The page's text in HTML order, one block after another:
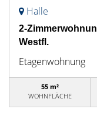
Halle
2-
Westfl.
Etagenwohnung
55 m²
WOHNFLÄCHE